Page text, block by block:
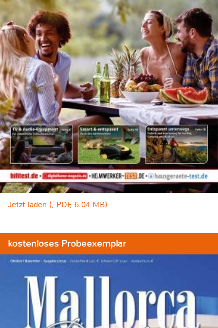
Jetzt laden (, PDF, 6.04 MB)
kostenloses Probeexemplar